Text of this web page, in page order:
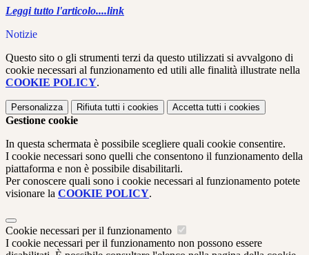
Leggi tutto l'articolo....link
Notizie
Questo sito o gli strumenti terzi da questo utilizzati si avvalgono di
cookie necessari al funzionamento ed utili alle finalità illustrate nella
COOKIE POLICY.
Personalizza Rifiuta tutti i cookies Accetta tutti i cookies
Gestione cookie
In questa schermata è possibile scegliere quali cookie consentire.
I cookie necessari sono quelli che consentono il funzionamento della
piattaforma e non è possibile disabilitarli.
Per conoscere quali sono i cookie necessari al funzionamento potete
visionare la COOKIE POLICY.
Cookie necessari per il funzionamento
I cookie necessari per il funzionamento non possono essere